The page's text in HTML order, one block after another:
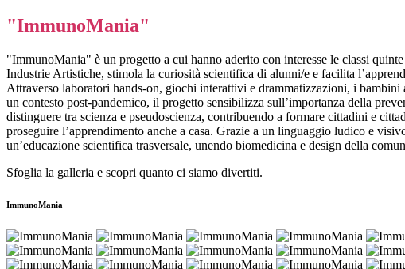
"ImmunoMania"
"ImmunoMania" è un progetto a cui hanno aderito con interesse le classi
Industrie Artistiche, stimola la curiosità scientifica di alunni/e e facilita
Attraverso laboratori hands-on, giochi interattivi e drammatizzazioni, i
un contesto post-pandemico, il progetto sensibilizza sull’importanza della
distinguere tra scienza e pseudoscienza, contribuendo a formare cittadini e
proseguire l’apprendimento anche a casa. Grazie a un linguaggio ludico e
un’educazione scientifica trasversale, unendo biomedicina e design della
Sfoglia la galleria e scopri quanto ci siamo divertiti.
ImmunoMania